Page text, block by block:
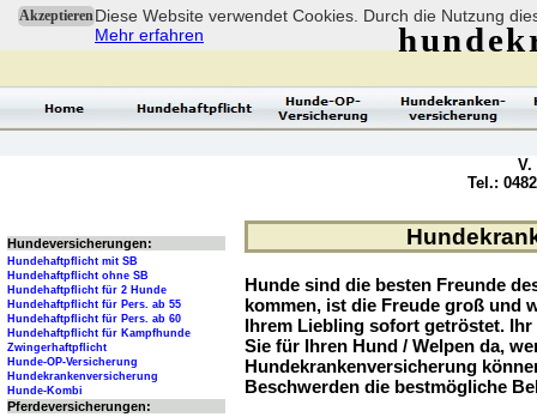
AkzeptierenDiese Website verwendet Cookies. Durch die Nutzung
Mehr erfahren
Hunde sind die besten Freunde
kommen, ist die Freude groß und
Ihrem Liebling sofort getröstet.
Sie für Ihren Hund / Welpen da,
Hundekrankenversicherung
Beschwerden die bestmögliche
Hundeversicherungen:
Hundehaftpflicht mit SB
Hundehaftpflicht ohne SB
Hundehaftpflicht für 2 Hunde
Hundehaftpflicht für Pers. ab 55
Hundehaftpflicht für Pers. ab 60
Hundehaftpflicht für Kampfhunde
Zwingerhaftpflicht
Hunde-OP-Versicherung
Hundekrankenversicherung
Hunde-Kombi
Pferdeversicherungen:
V.
Tel.: